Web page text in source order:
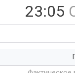
23:05